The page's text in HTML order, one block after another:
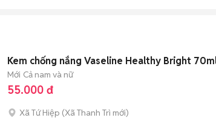
Kem chống nắng Vaseline Healthy Bright
Mới Cả nam và nữ
55.000 đ
Xã Tứ Hiệp (Xã Thanh Trì mới)